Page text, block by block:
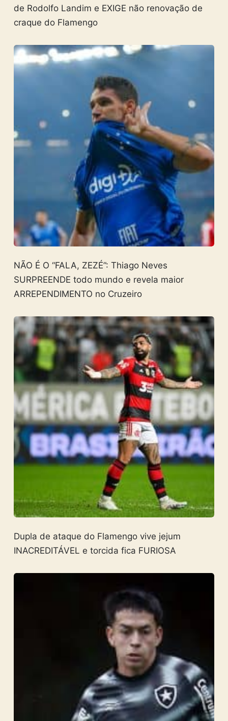
de Rodolfo Landim e EXIGE não renovação de
craque do Flamengo
NÃO É O “FALA, ZEZÉ”: Thiago Neves
SURPREENDE todo mundo e revela maior
ARREPENDIMENTO no Cruzeiro
Dupla de ataque do Flamengo vive jejum
INACREDITÁVEL e torcida fica FURIOSA